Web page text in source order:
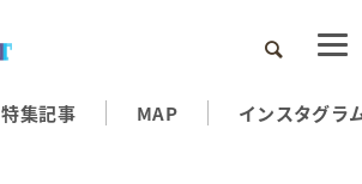
検索
特集記事 MAP インスタグラ